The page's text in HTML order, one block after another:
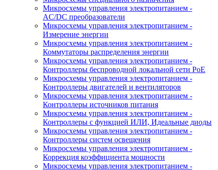
Микросхемы управления электропитанием -
AC/DC преобразователи
Микросхемы управления электропитанием -
Измерение энергии
Микросхемы управления электропитанием -
Коммутаторы распределения энергии
Микросхемы управления электропитанием -
Контроллеры беспроводной локальной сети PoE
Микросхемы управления электропитанием -
Контроллеры двигателей и вентиляторов
Микросхемы управления электропитанием -
Контроллеры источников питания
Микросхемы управления электропитанием -
Контроллеры с функцией ИЛИ, Идеальные диоды
Микросхемы управления электропитанием -
Контроллеры систем освещения
Микросхемы управления электропитанием -
Коррекция коэффициента мощности
Микросхемы управления электропитанием -